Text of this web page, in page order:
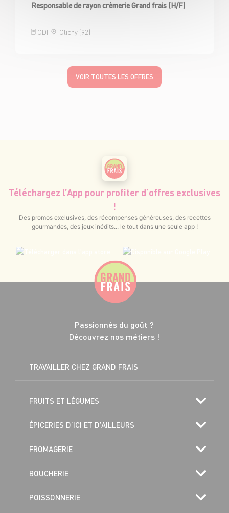
Responsable de rayon crèmerie Grand frais (H/F)
CDI Clichy (92)
VOIR TOUTES LES OFFRES
Téléchargez l’App pour profiter d’offres exclusives
!
Des promos exclusives, des récompenses généreuses, des recettes
gourmandes, des jeux inédits... le tout dans une seule app !
Passionnés du goût ?
Découvrez nos métiers !
TRAVAILLER CHEZ GRAND FRAIS
FRUITS ET LÉGUMES
ÉPICERIES D’ICI ET D’AILLEURS
FROMAGERIE
BOUCHERIE
POISSONNERIE